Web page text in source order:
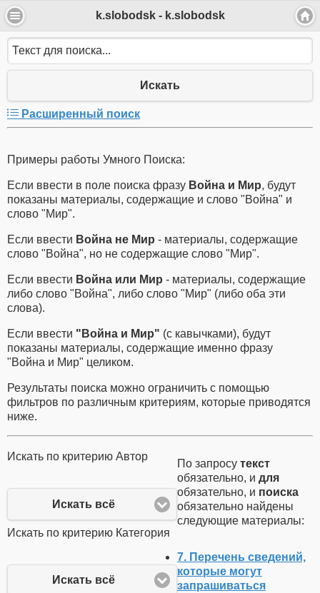
k.slobodsk - k.slobodsk
Искать
Расширенный поиск
Примеры работы Умного Поиска:
Если ввести в поле поиска фразу Война и Мир, будут
показаны материалы, содержащие и слово "Война" и
слово "Мир".
Если ввести Война не Мир - материалы, содержащие
слово "Война", но не содержащие слово "Мир".
Если ввести Война или Мир - материалы, содержащие
либо слово "Война", либо слово "Мир" (либо оба эти
слова).
Если ввести "Война и Мир" (с кавычками), будут
показаны материалы, содержащие именно фразу
"Война и Мир" целиком.
Результаты поиска можно ограничить с помощью
фильтров по различным критериям, которые приводятся
ниже.
Искать по критерию Автор
Искать всё
Искать по критерию Категория
Искать всё
По запросу текст
обязательно, и для
обязательно, и поиска
обязательно найдены
следующие материалы:
7. Перечень сведений,
которые могут
запрашиваться